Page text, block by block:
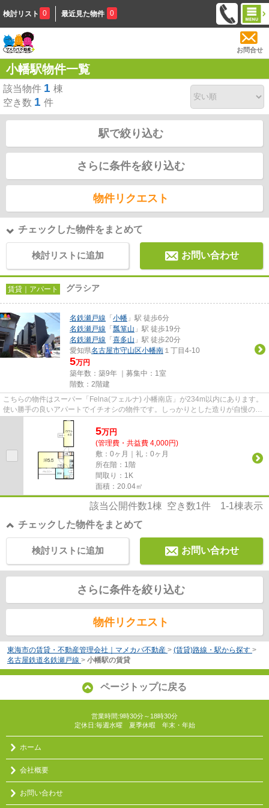
検討リスト 0 最近見た物件 0
お問合せ
小幡駅物件一覧
該当物件 1 棟
空き数 1 件
駅で絞り込む
さらに条件を絞り込む
物件リクエスト
チェックした物件をまとめて
検討リストに追加 お問い合わせ
賃貸｜アパート グラシア
名鉄瀬戸線 「 小幡 」駅 徒歩6分
名鉄瀬戸線 「 瓢箪山 」駅 徒歩19分
名鉄瀬戸線 「 喜多山 」駅 徒歩20分
愛知県名古屋市守山区小幡南 １丁目4-10
5万円
築年数：築9年 ｜募集中： 1室
階数：2階建
こちらの物件はスーパー「Felna(フェルナ) 小幡南店」が234m以内にあります。
使い勝手の良いアパートでイチオシの物件です。しっかりとした造りが自慢の築
7年のアパート。当社イチオシ...
5万円
(管理費・共益費 4,000円)
敷：0ヶ月｜礼：0ヶ月
所在階：1階
間取り：1K
面積：20.04㎡
該当公開件数1棟 空き数1件 1-1棟表示
チェックした物件をまとめて
お問い合わせ
検討リストに追加
さらに条件を絞り込む
物件リクエスト
東海市の賃貸・不動産管理会社｜マメカバ不動産 > (賃貸)路線・駅から探す >
名古屋鉄道名鉄瀬戸線 > 小幡駅の賃貸
ページトップに戻る
営業時間:9時30分～18時30分
定休日:毎週水曜 夏季休暇 年末・年始
ホーム
会社概要
お問い合わせ